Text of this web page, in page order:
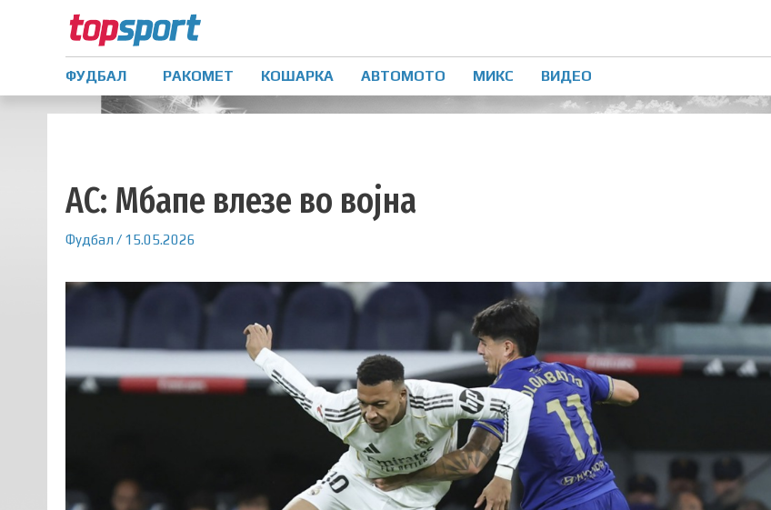
ФУДБАЛ РАКОМЕТ КОШАРКА АВТОМОТО МИКС ВИДЕО
АС: Мбапе влезе во војна
Фудбал / 15.05.2026